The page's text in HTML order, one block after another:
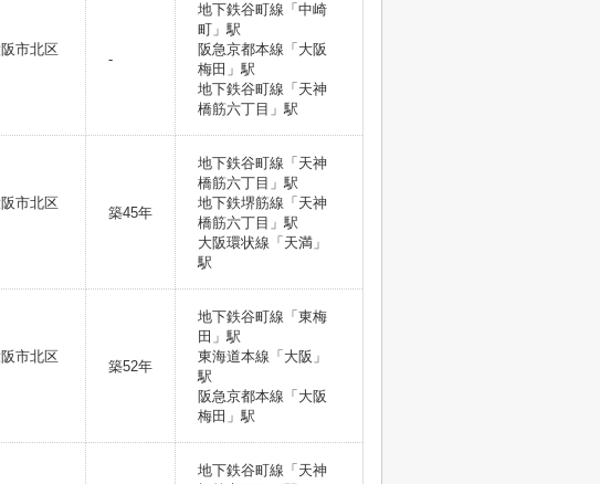
市北区
-
地下鉄谷町線「中崎
町」駅
阪急京都本線「大阪
梅田」駅
地下鉄谷町線「天神
橋筋六丁目」駅
市北区
築45年
地下鉄谷町線「天神
橋筋六丁目」駅
地下鉄堺筋線「天神
橋筋六丁目」駅
大阪環状線「天満」
駅
市北区
築52年
地下鉄谷町線「東梅
田」駅
東海道本線「大阪」
駅
阪急京都本線「大阪
梅田」駅
地下鉄谷町線「天神